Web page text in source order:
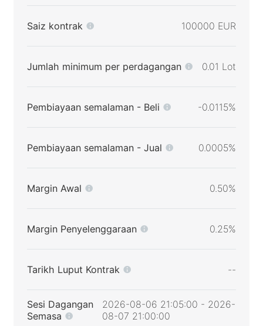
Saiz kontrak 100000 EUR
Jumlah minimum per perdagangan 0.01 Lot
Pembiayaan semalaman - Beli -0.0115%
Pembiayaan semalaman - Jual 0.0005%
Margin Awal 0.50%
Margin Penyelenggaraan 0.25%
Tarikh Luput Kontrak --
Sesi Dagangan
Semasa
2026-08-06 21:05:00 - 2026-
08-07 21:00:00